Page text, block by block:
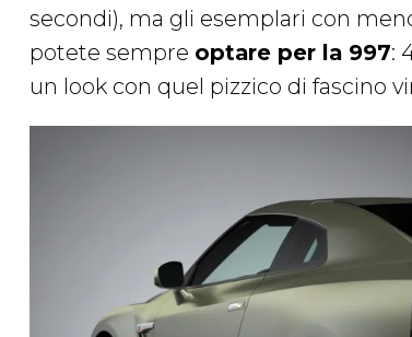
secondi), ma gli esemplari con
potete sempre optare per la 997:
un look con quel pizzico di fascino